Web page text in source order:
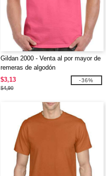
Gildan 2000 - Venta al por mayor de
remeras de algodón
$3,13
$4,90
-36%